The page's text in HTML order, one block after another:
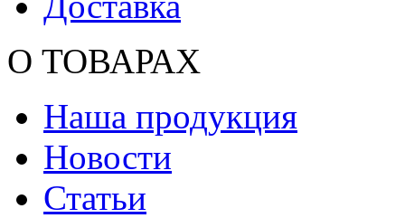
О ТОВАРАХ
Наша продукция
Новости
Статьи